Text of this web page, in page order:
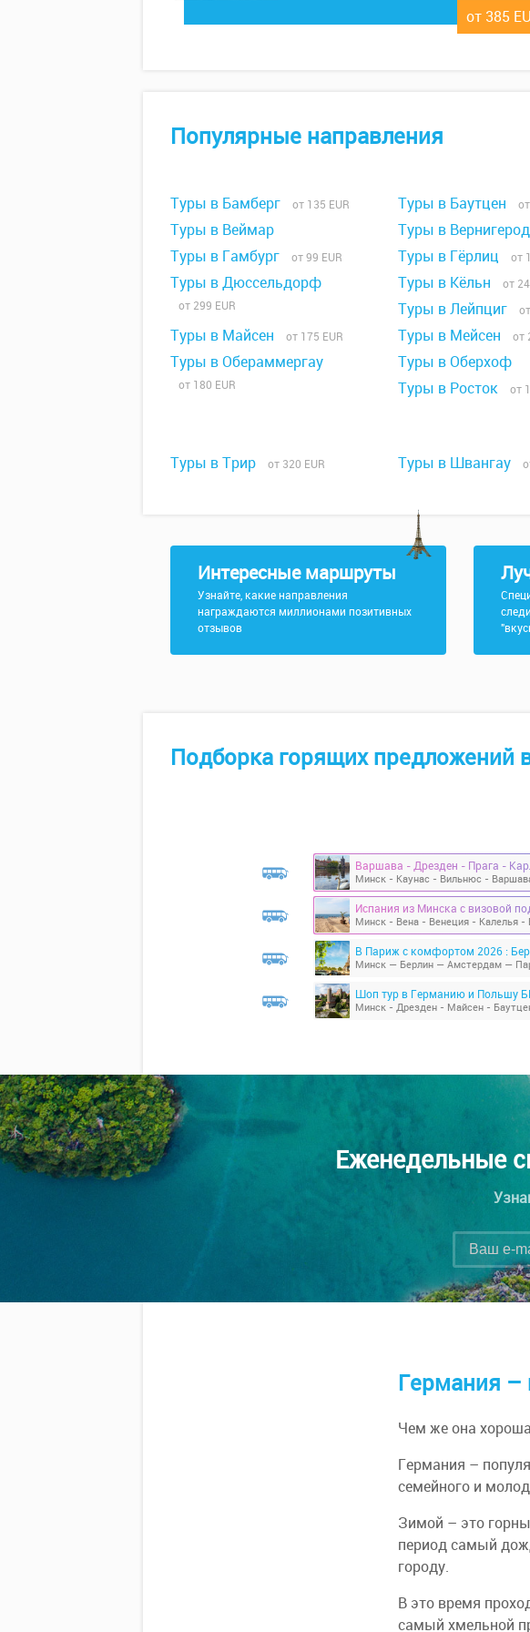
от 385
Популярные направления
Туры в Бамберг от 135 EUR Туры в Баутцен
Туры в Веймар
Туры в
Туры в Гамбург от 99 EUR Туры в Гёрлиц от
Туры в Дюссельдорф
от 299 EUR
Туры в Кёльн от
Туры в Лейпциг
Туры в Майсен от 175 EUR Туры в Мейсен от
Туры в Обераммергау
от 180 EUR
Туры в Оберхоф
Туры в Росток от
Туры в Трир от 320 EUR Туры в Швангау
Интересные маршруты
Узнайте, какие направления
награждаются миллионами позитивных
отзывов
Подборка горящих предложений
Варшава - Дрезден - Прага -
В Париж с комфортом 2026 :
Минск — Берлин — Амстердам —
Минск - Дрезден - Майсен -
Еженедельные
Германия –
Чем же она
Германия –
семейного и
Зимой – это
период самый
городу.
В это время
самый хмельной